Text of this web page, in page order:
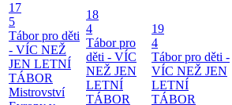
17
5
Tábor pro děti
- VÍC NEŽ
JEN LETNÍ
TÁBOR
Mistrovství
18
4
Tábor pro
děti - VÍC
NEŽ JEN
LETNÍ
TÁBOR
19
4
Tábor pro děti -
VÍC NEŽ JEN
LETNÍ
TÁBOR